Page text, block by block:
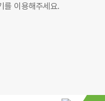
를 이용해주세요.